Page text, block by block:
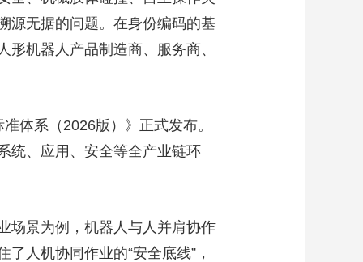
源无据的问题。在身份编码的基
机器人产品制造商、服务商、
系（2026版）》正式发布。
统、应用、安全等全产业链环
景为例，机器人与人并肩协作
人机协同作业的“安全底线”，